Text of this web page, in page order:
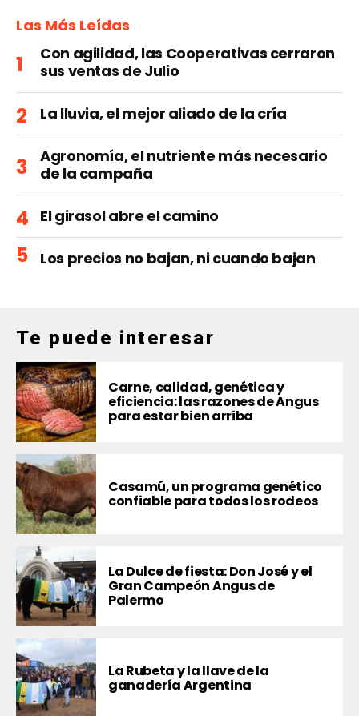
Las Más Leídas
Con agilidad, las Cooperativas cerraron
sus ventas de Julio
La lluvia, el mejor aliado de la cría
Agronomía, el nutriente más necesario
de la campaña
El girasol abre el camino
Los precios no bajan, ni cuando bajan
Te puede interesar
Carne, calidad, genética y
eficiencia: las razones de Angus
para estar bien arriba
Casamú, un programa genético
confiable para todos los rodeos
La Dulce de fiesta: Don José y el
Gran Campeón Angus de
Palermo
La Rubeta y la llave de la
ganadería Argentina